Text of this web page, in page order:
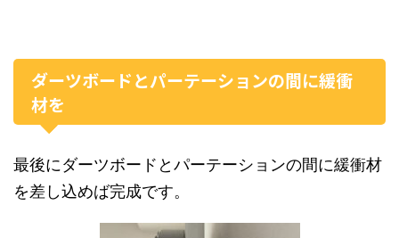
ダーツボードとパーテーションの間に緩衝
材を
最後にダーツボードとパーテーションの間に緩衝材
を差し込めば完成です。